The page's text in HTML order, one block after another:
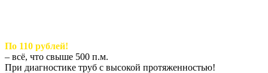
По 110 рублей!
– всё, что свыше 500 п.м.
При диагностике труб с высокой протяженностью!